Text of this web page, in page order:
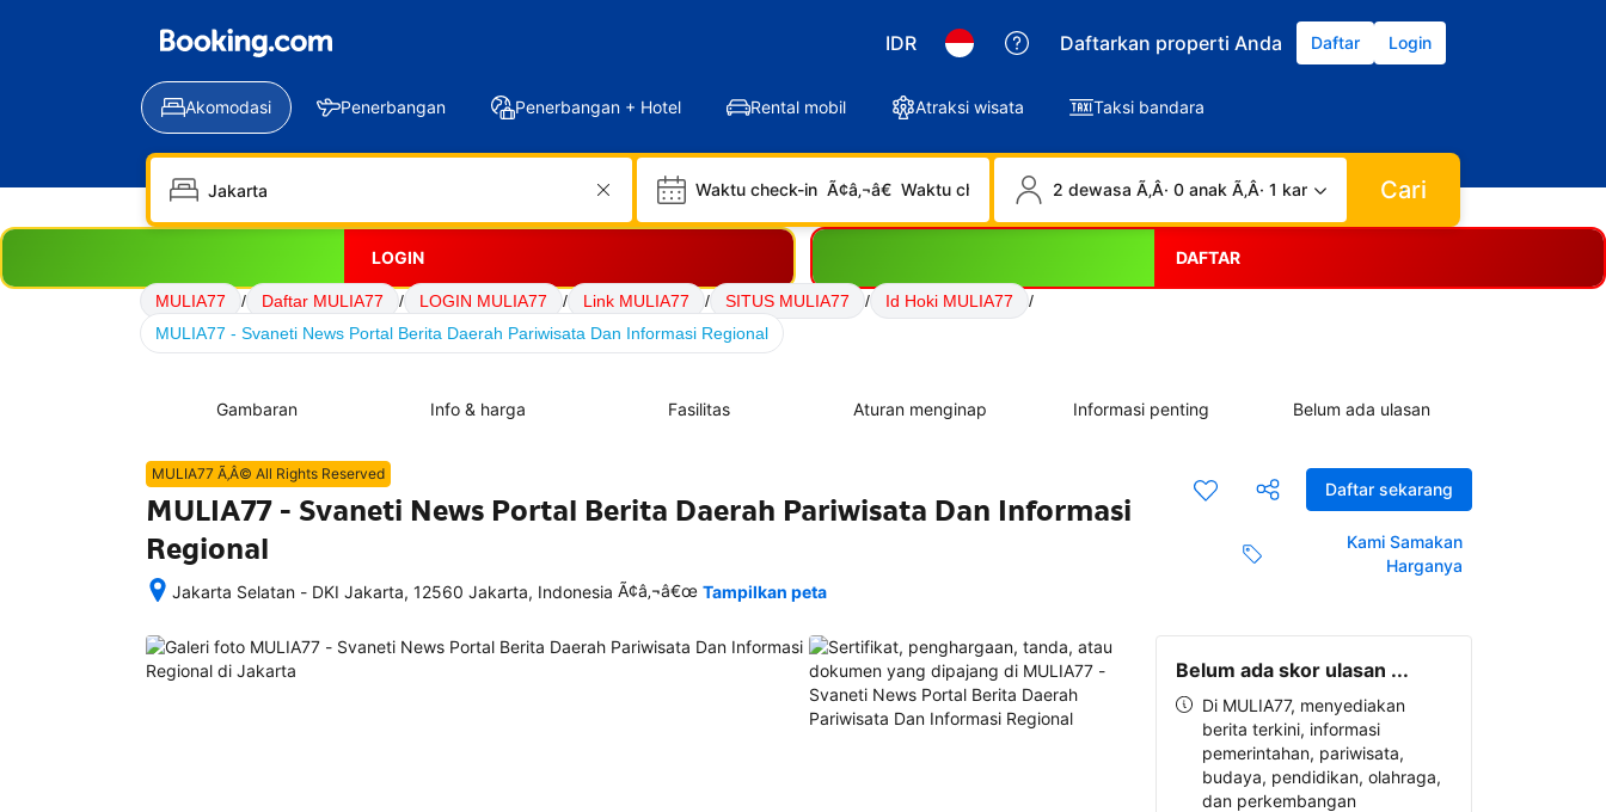
IDR Daftarkan properti Anda Daftar Login
Akomodasi Penerbangan Penerbangan + Hotel Rental mobil Atraksi wisata Taksi bandara
Waktu check-in Ã¢â‚¬â€ Waktu check-out 2 dewasa Ã‚Â· 0 anak Ã‚Â· 1 kamar Cari
LOGIN DAFTAR
MULIA77 / Daftar MULIA77 / LOGIN MULIA77 / Link MULIA77 / SITUS MULIA77 / Id Hoki MULIA77
/
MULIA77 - Svaneti News Portal Berita Daerah Pariwisata Dan Informasi Regional
Gambaran Info & harga Fasilitas Aturan menginap Informasi penting Belum ada ulasan
Daftar sekarang
Kami Samakan
Harganya
MULIA77 Ã‚Â© All Rights Reserved
MULIA77 - Svaneti News Portal Berita Daerah Pariwisata Dan Informasi
Regional
Jakarta Selatan - DKI Jakarta, 12560 Jakarta, Indonesia
memesan,
semua
rincian
Ã¢â‚¬â€œ Tampilkan peta
Belum ada skor ulasan ...
Di MULIA77, menyediakan
berita terkini, informasi
pemerintahan, pariwisata,
budaya, pendidikan, olahraga,
dan perkembangan